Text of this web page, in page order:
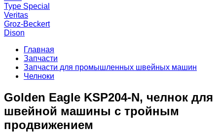
Type Special
Veritas
Groz-Beckert
Dison
Главная
Запчасти
Запчасти для промышленных швейных машин
Челноки
Golden Eagle KSP204-N, челнок для
швейной машины с тройным
продвижением